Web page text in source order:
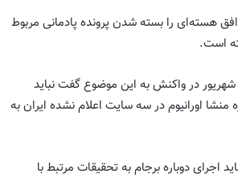
هسته‌ای را بسته شدن پرونده پادمانی مربوط
است.
این در حالی است که سخنگوی کاخ سفید روز جمعه ۱۱ شهریور در واکنش به این موضوع گفت نباید
اورانیوم در سه سایت اعلام نشده ایران به
«نباید اجرای دوباره برجام به تحقیقات مرتبط با